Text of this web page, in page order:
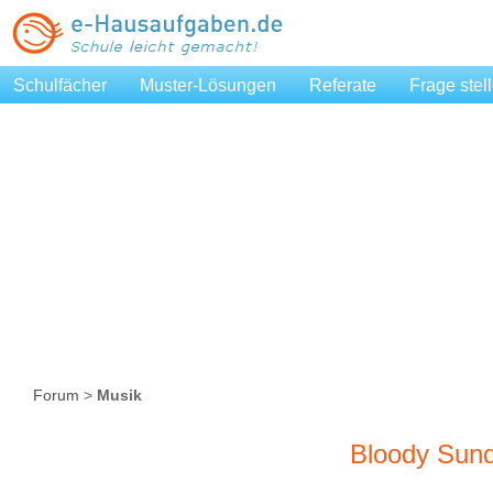
Schulfächer Muster-Lösungen Referate Frage
Forum > Musik
Bloody